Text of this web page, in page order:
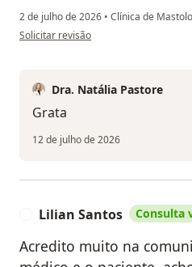
2 de julho de 2026 • Clínica de
na opinião do utilizador Raiane
Solicitar revisão
Dra. Natália Pastore
Grata
12 de julho de 2026
Lilian Santos Consulta
Acredito muito na